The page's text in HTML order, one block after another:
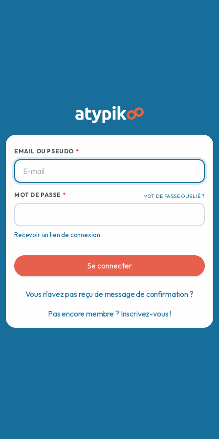
EMAIL OU PSEUDO
MOT DE PASSE MOT DE PASSE OUBLIÉ ?
Recevoir un lien de connexion
Se connecter
Vous n'avez pas reçu de message de confirmation ?
Pas encore membre ? Inscrivez-vous !